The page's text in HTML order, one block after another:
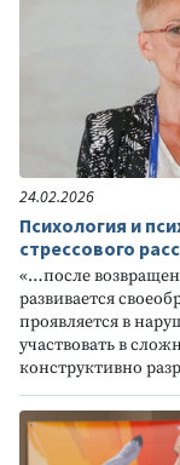
24.02.2026
Психология и
стрессового
«…после
развивается
проявляется в
участвовать в
конструктивно